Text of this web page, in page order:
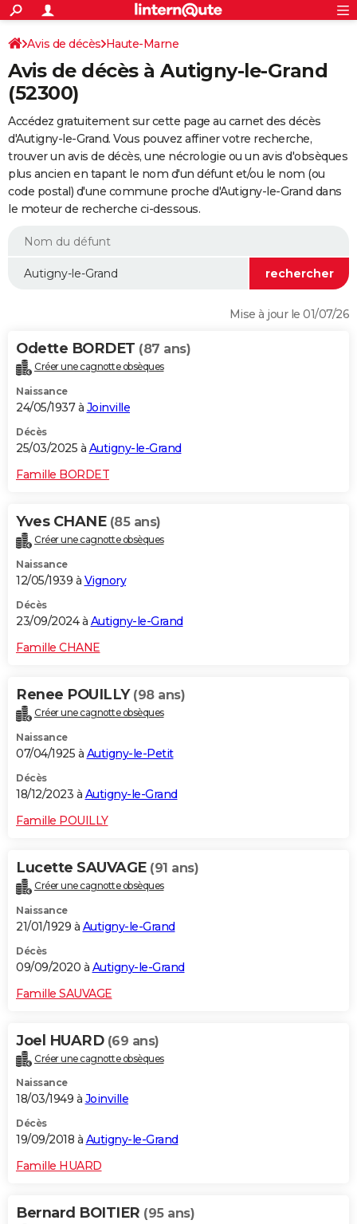
ACTUALITÉS
Politique
Société
Faits Divers
Education
Monde
Villes
+
SPORT
Coupe du monde 2026
Football
Tennis
Cyclisme
Rugby
Forum
FINANCE
Retraite
Impôts
Epargne
Immobilier
Risques naturels par ville
Banque
Assurance
Crédit
AUTO
Essais
Réserver un essai
Citadines
Berlines
SUV
Forum auto
+
HIGH-TECH
Mobiles
Meilleur smartphone
Internet
Ordinateurs
Jeux vidéo
Guide high-tech
+
BRICOLAGE
Forum
Aménagement intérieur
Extérieur
Cuisine
Salle de bains
Jardinage
Rangement
WEEK-END
Guides de France
Escapades
Patrimoine
Expositions
Musées
Week-end nature
LIFESTYLE
Alimentation
Guide de la santé
Maladies
Médicaments
Sommeil
VOYAGE
Destinations
City break
Voyage nature
Voyage de noces
Forum
Climat
+PHOTO
GUIDES D'ACHAT
BONS PLANS
CARTE DE VOEUX
Dictionnaire
Biographies
Citations
Expressions
Proverbes
PROGRAMME TV
COPAINS D'AVANT
S'inscrire
Se connecter
Lycées
Collèges
Primaires
Universités
Entreprises
Service militaire
Avis de recherche
AVIS DE DÉCÈS
S'inscrire
Connexion
Avis de décès Haute-Marne
Avis de décès à Autigny-le-Grand
(52300)
Accédez gratuitement sur cette page au carnet des décès
d'Autigny-le-Grand. Vous pouvez affiner votre recherche,
trouver un avis de décès, une nécrologie ou un avis d'obsèques
plus ancien en tapant le nom d'un défunt et/ou le nom (ou
code postal) d'une commune proche d'Autigny-le-Grand dans
le moteur de recherche ci-dessous.
Mise à jour le 01/07/26
Odette BORDET (87 ans)
Créer une cagnotte obsèques
Naissance
24/05/1937 à Joinville
Décès
25/03/2025 à Autigny-le-Grand
Famille BORDET
Yves CHANE (85 ans)
Créer une cagnotte obsèques
Naissance
12/05/1939 à Vignory
Décès
23/09/2024 à Autigny-le-Grand
Famille CHANE
Renee POUILLY (98 ans)
Créer une cagnotte obsèques
Naissance
07/04/1925 à Autigny-le-Petit
Décès
18/12/2023 à Autigny-le-Grand
Famille POUILLY
Lucette SAUVAGE (91 ans)
Créer une cagnotte obsèques
Naissance
21/01/1929 à Autigny-le-Grand
Décès
09/09/2020 à Autigny-le-Grand
Famille SAUVAGE
Joel HUARD (69 ans)
Créer une cagnotte obsèques
Naissance
18/03/1949 à Joinville
Décès
19/09/2018 à Autigny-le-Grand
Famille HUARD
Bernard BOITIER (95 ans)